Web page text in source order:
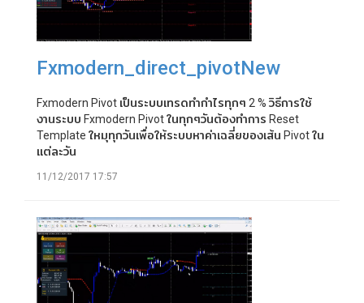
Fxmodern_direct_pivotNew
Fxmodern Pivot เป็นระบบเทรดทำกำไรทุกๆ 2 % วิธีการใช้
งานระบบ Fxmodern Pivot ในทุกๆวันต้องทำการ Reset
Template ใหมุทุกวันเพื่อให้ระบบหาค่าเฉลี่ยของเส้น Pivot ใน
แต่ละวัน
11/12/2017 17:57